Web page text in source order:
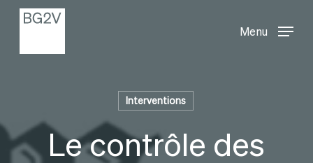
Skip
main
Menu
Interventions
Le contrôle des